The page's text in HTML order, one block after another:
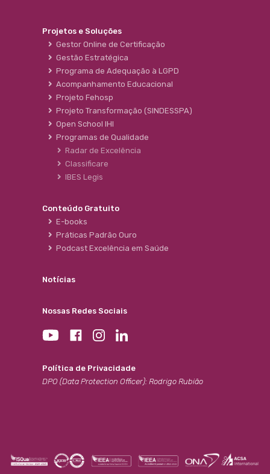
Projetos e Soluções
Gestor Online de Certificação
Gestão Estratégica
Programa de Adequação à LGPD
Acompanhamento Educacional
Projeto Fehosp
Projeto Transformação (SINDESSPA)
Open School IHI
Programas de Qualidade
Radar de Excelência
Classificare
IBES Legis
Conteúdo Gratuito
E-books
Práticas Padrão Ouro
Podcast Excelência em Saúde
Notícias
Nossas Redes Sociais
Política de Privacidade
DPO (Data Protection Officer): Rodrigo Rubião